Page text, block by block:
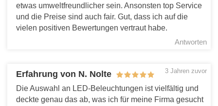
etwas umweltfreundlicher sein. Ansonsten top Service
und die Preise sind auch fair. Gut, dass ich auf die
vielen positiven Bewertungen vertraut habe.
Antworten
Erfahrung von N. Nolte 3 Jahren zuvor
Die Auswahl an LED-Beleuchtungen ist vielfältig und
deckte genau das ab, was ich für meine Firma gesucht